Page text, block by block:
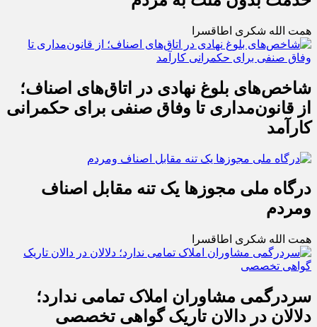
همت الله شکری اطاقسرا
شاخص‌های بلوغ نهادی در اتاق‌های اصناف؛
از قانون‌مداری تا وفاق صنفی برای حکمرانی
کارآمد
درگاه ملی مجوزها یک تنه مقابل اصناف
ومردم
همت الله شکری اطاقسرا
سردرگمی مشاوران املاک تمامی ندارد؛
دلالان در دالان تاریک گواهی تخصصی